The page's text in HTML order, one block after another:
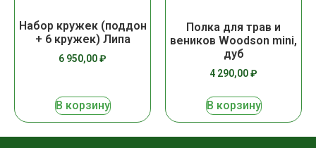
Набор кружек (поддон
+ 6 кружек) Липа
6 950,00₽
В корзину
Полка для трав и
веников Woodson mini,
дуб
4 290,00₽
В корзину